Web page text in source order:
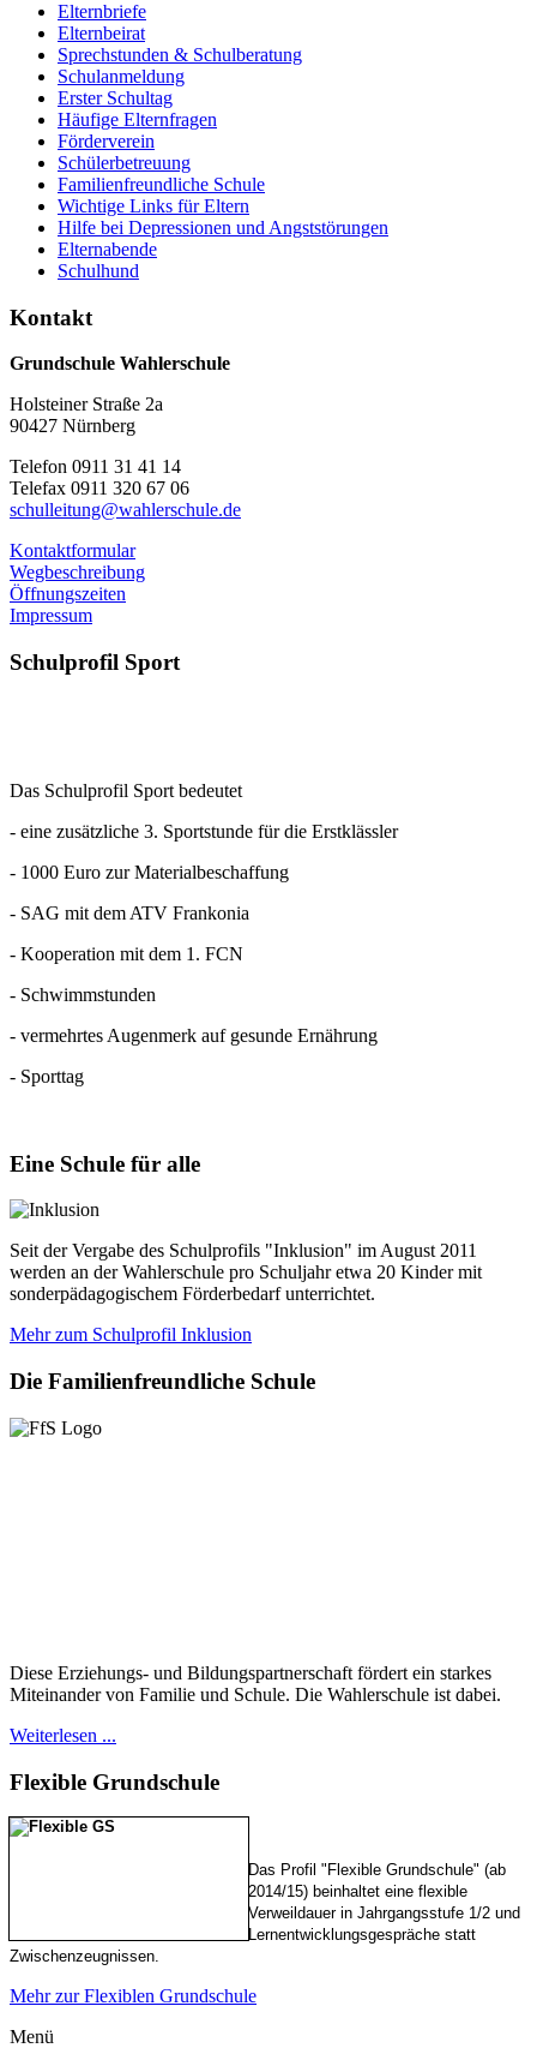
Elternbriefe
Elternbeirat
Sprechstunden & Schulberatung
Schulanmeldung
Erster Schultag
Häufige Elternfragen
Förderverein
Schülerbetreuung
Familienfreundliche Schule
Wichtige Links für Eltern
Hilfe bei Depressionen und Angststörungen
Elternabende
Schulhund
Kontakt
Grundschule Wahlerschule
Holsteiner Straße 2a
90427 Nürnberg
Telefon 0911 31 41 14
Telefax 0911 320 67 06
schulleitung@wahlerschule.de
Kontaktformular
Wegbeschreibung
Öffnungszeiten
Impressum
Schulprofil Sport
Das Schulprofil Sport bedeutet
- eine zusätzliche 3. Sportstunde für die Erstklässler
- 1000 Euro zur Materialbeschaffung
- SAG mit dem ATV Frankonia
- Kooperation mit dem 1. FCN
- Schwimmstunden
- vermehrtes Augenmerk auf gesunde Ernährung
- Sporttag
Eine Schule für alle
Seit der Vergabe des Schulprofils "Inklusion" im August 2011
werden an der Wahlerschule pro Schuljahr etwa 20 Kinder mit
sonderpädagogischem Förderbedarf unterrichtet.
Mehr zum Schulprofil Inklusion
Die Familienfreundliche Schule
Diese Erziehungs- und Bildungspartnerschaft fördert ein starkes
Miteinander von Familie und Schule. Die Wahlerschule ist dabei.
Weiterlesen ...
Flexible Grundschule
Das Profil "Flexible Grundschule" (ab
2014/15) beinhaltet eine flexible
Verweildauer in Jahrgangsstufe 1/2 und
Lernentwicklungsgespräche statt
Zwischenzeugnissen.
Mehr zur Flexiblen Grundschule
Menü